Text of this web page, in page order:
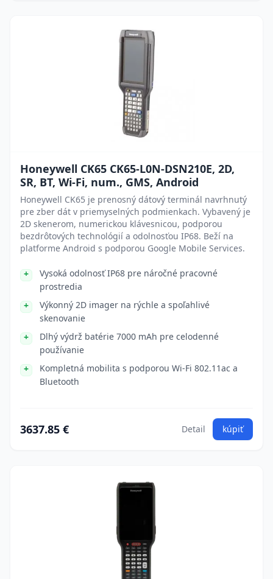
Honeywell CK65 CK65-L0N-DSN210E, 2D,
SR, BT, Wi-Fi, num., GMS, Android
Honeywell CK65 je prenosný dátový terminál navrhnutý
pre zber dát v priemyselných podmienkach. Vybavený je
2D skenerom, numerickou klávesnicou, podporou
bezdrôtových technológií a odolnosťou IP68. Beží na
platforme Android s podporou Google Mobile Services.
Vysoká odolnosť IP68 pre náročné pracovné
prostredia
Výkonný 2D imager na rýchle a spoľahlivé
skenovanie
Dlhý výdrž batérie 7000 mAh pre celodenné
používanie
Kompletná mobilita s podporou Wi-Fi 802.11ac a
Bluetooth
3637.85 € Detail kúpiť